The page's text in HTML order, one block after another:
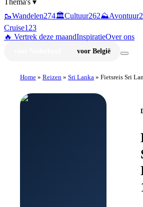
🥾Wandelen274🏛️Cultuur262⛰️Avontuur
Cruise123
🔥 Vertrek deze maandInspiratieOver ons
voor België
Home » Reizen » Sri Lanka » Fietsreis Sri